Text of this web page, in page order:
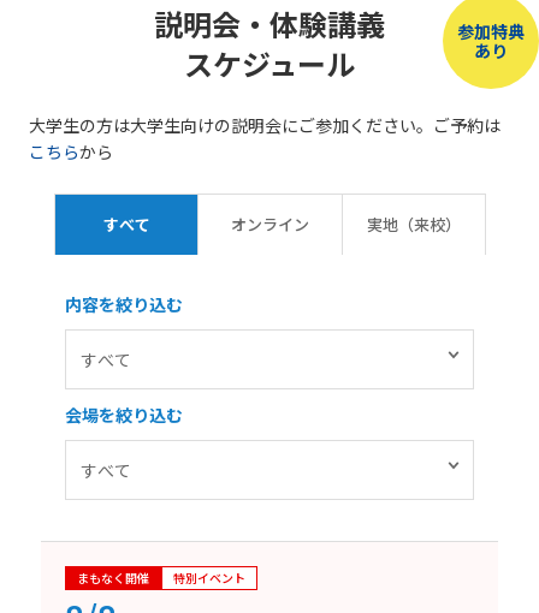
参加特典
あり
説明会・体験講義
スケジュール
大学生の方は大学生向けの説明会にご参加ください。ご予約は
こちらから
すべて オンライン 実地（来校）
内容を絞り込む
会場を絞り込む
まもなく開催 特別イベント